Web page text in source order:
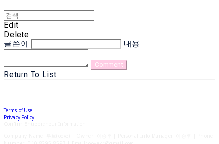
Edit
Delete
글쓴이
내용
Comment
Return To List
Terms of Use
Privacy Policy